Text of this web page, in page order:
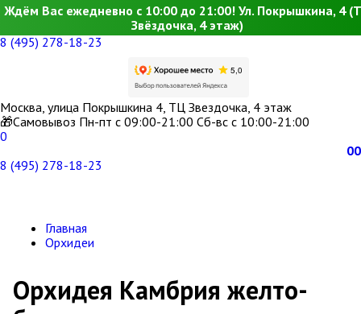
Ждём Вас ежедневно с 10:00 до 21:00! Ул. Покрышкина, 4
Звёздочка, 4 этаж)
8 (495) 278-18-23
Москва, улица Покрышкина 4, ТЦ Звездочка, 4 этаж
🎁Самовывоз Пн-пт с 09:00-21:00 Сб-вс с 10:00-21:00
0
00
8 (495) 278-18-23
Главная
Орхидеи
Орхидея Камбрия желто-